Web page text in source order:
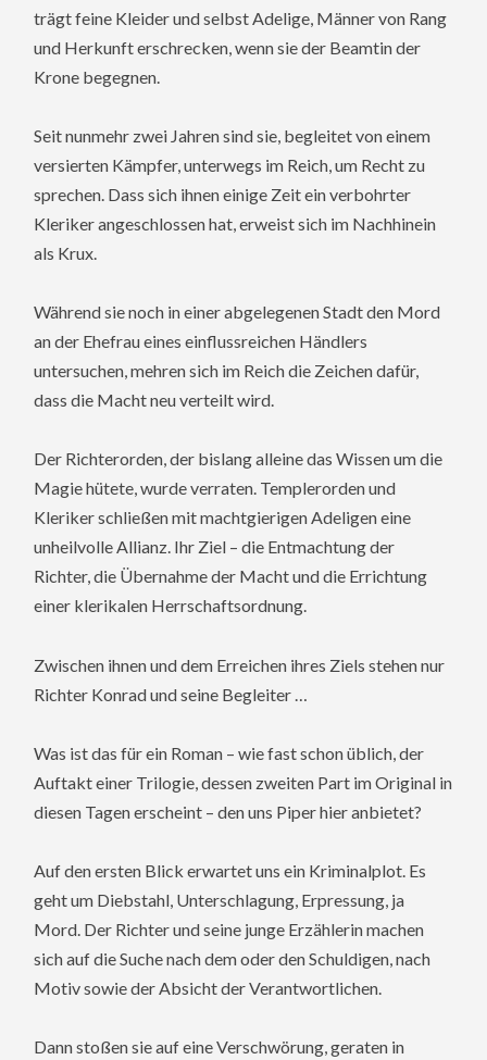
trägt feine Kleider und selbst Adelige, Männer von Rang
und Herkunft erschrecken, wenn sie der Beamtin der
Krone begegnen.
Seit nunmehr zwei Jahren sind sie, begleitet von einem
versierten Kämpfer, unterwegs im Reich, um Recht zu
sprechen. Dass sich ihnen einige Zeit ein verbohrter
Kleriker angeschlossen hat, erweist sich im Nachhinein
als Krux.
Während sie noch in einer abgelegenen Stadt den Mord
an der Ehefrau eines einflussreichen Händlers
untersuchen, mehren sich im Reich die Zeichen dafür,
dass die Macht neu verteilt wird.
Der Richterorden, der bislang alleine das Wissen um die
Magie hütete, wurde verraten. Templerorden und
Kleriker schließen mit machtgierigen Adeligen eine
unheilvolle Allianz. Ihr Ziel – die Entmachtung der
Richter, die Übernahme der Macht und die Errichtung
einer klerikalen Herrschaftsordnung.
Zwischen ihnen und dem Erreichen ihres Ziels stehen nur
Richter Konrad und seine Begleiter …
Was ist das für ein Roman – wie fast schon üblich, der
Auftakt einer Trilogie, dessen zweiten Part im Original in
diesen Tagen erscheint – den uns Piper hier anbietet?
Auf den ersten Blick erwartet uns ein Kriminalplot. Es
geht um Diebstahl, Unterschlagung, Erpressung, ja
Mord. Der Richter und seine junge Erzählerin machen
sich auf die Suche nach dem oder den Schuldigen, nach
Motiv sowie der Absicht der Verantwortlichen.
Dann stoßen sie auf eine Verschwörung, geraten in